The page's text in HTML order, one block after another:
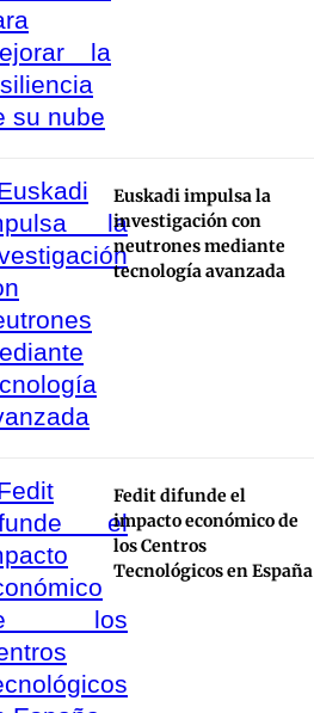
Euskadi impulsa la
investigación con
neutrones mediante
tecnología avanzada
Fedit difunde el
impacto económico de
los Centros
Tecnológicos en España